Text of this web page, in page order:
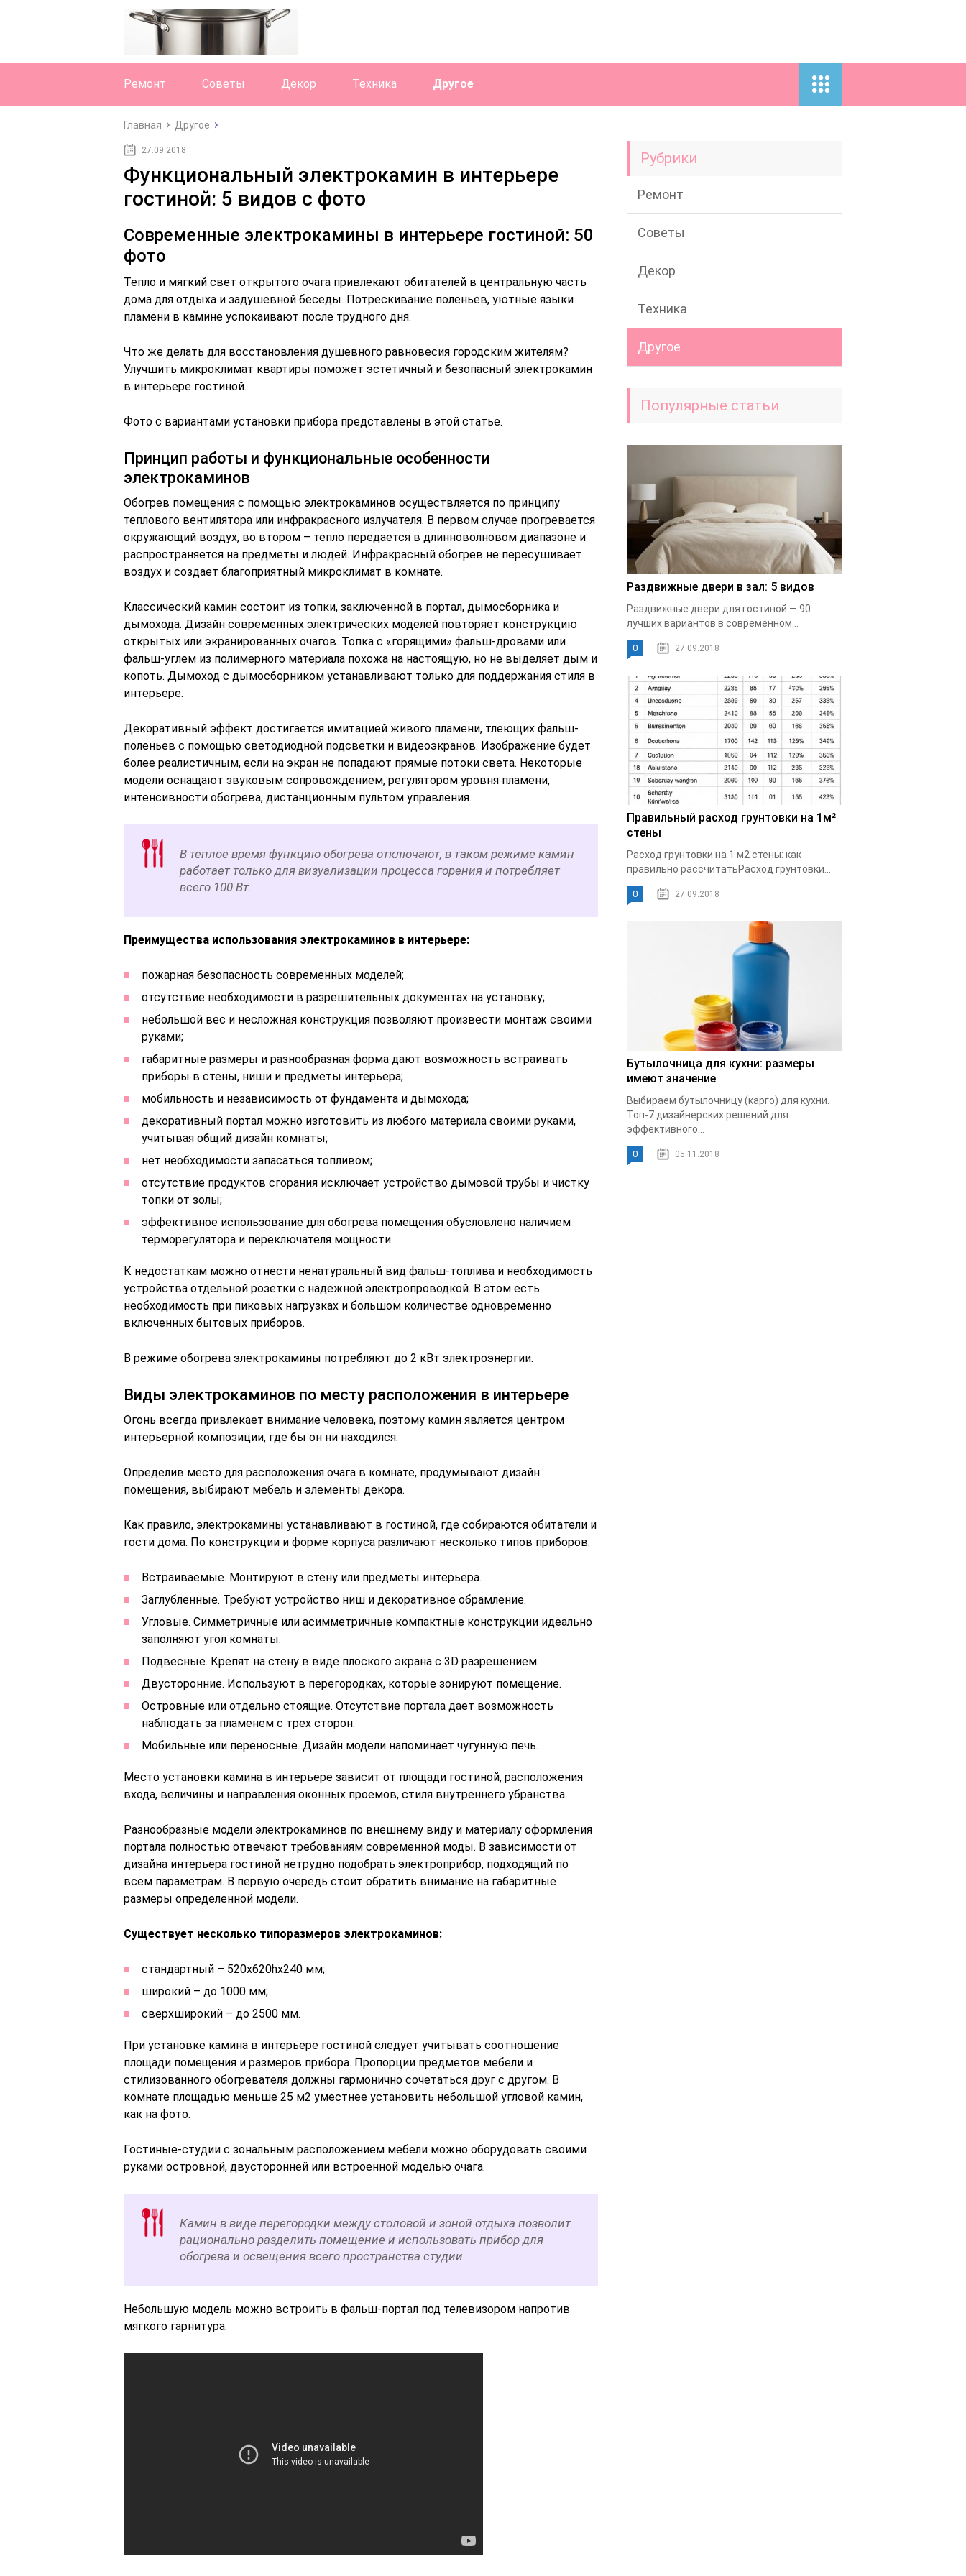
Ремонт Советы Декор Техника Другое
Главная Другое
27.09.2018
Функциональный электрокамин в интерьере
гостиной: 5 видов с фото
Современные электрокамины в интерьере гостиной: 50
фото
Тепло и мягкий свет открытого очага привлекают обитателей в центральную часть
дома для отдыха и задушевной беседы. Потрескивание поленьев, уютные языки
пламени в камине успокаивают после трудного дня.
Что же делать для восстановления душевного равновесия городским жителям?
Улучшить микроклимат квартиры поможет эстетичный и безопасный электрокамин
в интерьере гостиной.
Фото с вариантами установки прибора представлены в этой статье.
Принцип работы и функциональные особенности
электрокаминов
Обогрев помещения с помощью электрокаминов осуществляется по принципу
теплового вентилятора или инфракрасного излучателя. В первом случае прогревается
окружающий воздух, во втором – тепло передается в длинноволновом диапазоне и
распространяется на предметы и людей. Инфракрасный обогрев не пересушивает
воздух и создает благоприятный микроклимат в комнате.
Классический камин состоит из топки, заключенной в портал, дымосборника и
дымохода. Дизайн современных электрических моделей повторяет конструкцию
открытых или экранированных очагов. Топка с «горящими» фальш-дровами или
фальш-углем из полимерного материала похожа на настоящую, но не выделяет дым и
копоть. Дымоход с дымосборником устанавливают только для поддержания стиля в
интерьере.
Декоративный эффект достигается имитацией живого пламени, тлеющих фальш-
поленьев с помощью светодиодной подсветки и видеоэкранов. Изображение будет
более реалистичным, если на экран не попадают прямые потоки света. Некоторые
модели оснащают звуковым сопровождением, регулятором уровня пламени,
интенсивности обогрева, дистанционным пультом управления.
В теплое время функцию обогрева отключают, в таком режиме камин
работает только для визуализации процесса горения и потребляет
всего 100 Вт.
Преимущества использования электрокаминов в интерьере:
пожарная безопасность современных моделей;
отсутствие необходимости в разрешительных документах на установку;
небольшой вес и несложная конструкция позволяют произвести монтаж своими
руками;
габаритные размеры и разнообразная форма дают возможность встраивать
приборы в стены, ниши и предметы интерьера;
мобильность и независимость от фундамента и дымохода;
декоративный портал можно изготовить из любого материала своими руками,
учитывая общий дизайн комнаты;
нет необходимости запасаться топливом;
отсутствие продуктов сгорания исключает устройство дымовой трубы и чистку
топки от золы;
эффективное использование для обогрева помещения обусловлено наличием
терморегулятора и переключателя мощности.
К недостаткам можно отнести ненатуральный вид фальш-топлива и необходимость
устройства отдельной розетки с надежной электропроводкой. В этом есть
необходимость при пиковых нагрузках и большом количестве одновременно
включенных бытовых приборов.
В режиме обогрева электрокамины потребляют до 2 кВт электроэнергии.
Виды электрокаминов по месту расположения в интерьере
Огонь всегда привлекает внимание человека, поэтому камин является центром
интерьерной композиции, где бы он ни находился.
Определив место для расположения очага в комнате, продумывают дизайн
помещения, выбирают мебель и элементы декора.
Как правило, электрокамины устанавливают в гостиной, где собираются обитатели и
гости дома. По конструкции и форме корпуса различают несколько типов приборов.
Встраиваемые. Монтируют в стену или предметы интерьера.
Заглубленные. Требуют устройство ниш и декоративное обрамление.
Угловые. Симметричные или асимметричные компактные конструкции идеально
заполняют угол комнаты.
Подвесные. Крепят на стену в виде плоского экрана с 3D разрешением.
Двусторонние. Используют в перегородках, которые зонируют помещение.
Островные или отдельно стоящие. Отсутствие портала дает возможность
наблюдать за пламенем с трех сторон.
Мобильные или переносные. Дизайн модели напоминает чугунную печь.
Место установки камина в интерьере зависит от площади гостиной, расположения
входа, величины и направления оконных проемов, стиля внутреннего убранства.
Разнообразные модели электрокаминов по внешнему виду и материалу оформления
портала полностью отвечают требованиям современной моды. В зависимости от
дизайна интерьера гостиной нетрудно подобрать электроприбор, подходящий по
всем параметрам. В первую очередь стоит обратить внимание на габаритные
размеры определенной модели.
Существует несколько типоразмеров электрокаминов:
стандартный – 520х620hх240 мм;
широкий – до 1000 мм;
сверхширокий – до 2500 мм.
При установке камина в интерьере гостиной следует учитывать соотношение
площади помещения и размеров прибора. Пропорции предметов мебели и
стилизованного обогревателя должны гармонично сочетаться друг с другом. В
комнате площадью меньше 25 м2 уместнее установить небольшой угловой камин,
как на фото.
Гостиные-студии с зональным расположением мебели можно оборудовать своими
руками островной, двусторонней или встроенной моделью очага.
Камин в виде перегородки между столовой и зоной отдыха позволит
рационально разделить помещение и использовать прибор для
обогрева и освещения всего пространства студии.
Небольшую модель можно встроить в фальш-портал под телевизором напротив
мягкого гарнитура.
Рубрики
Ремонт
Советы
Декор
Техника
Другое
Популярные статьи
Раздвижные двери в зал: 5 видов
Раздвижные двери для гостиной — 90
лучших вариантов в современном...
0 27.09.2018
Правильный расход грунтовки на 1м²
стены
Расход грунтовки на 1 м2 стены: как
правильно рассчитатьРасход грунтовки...
0 27.09.2018
Бутылочница для кухни: размеры
имеют значение
Выбираем бутылочницу (карго) для кухни.
Топ-7 дизайнерских решений для
эффективного...
0 05.11.2018